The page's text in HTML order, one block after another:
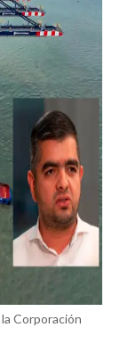
Corporación